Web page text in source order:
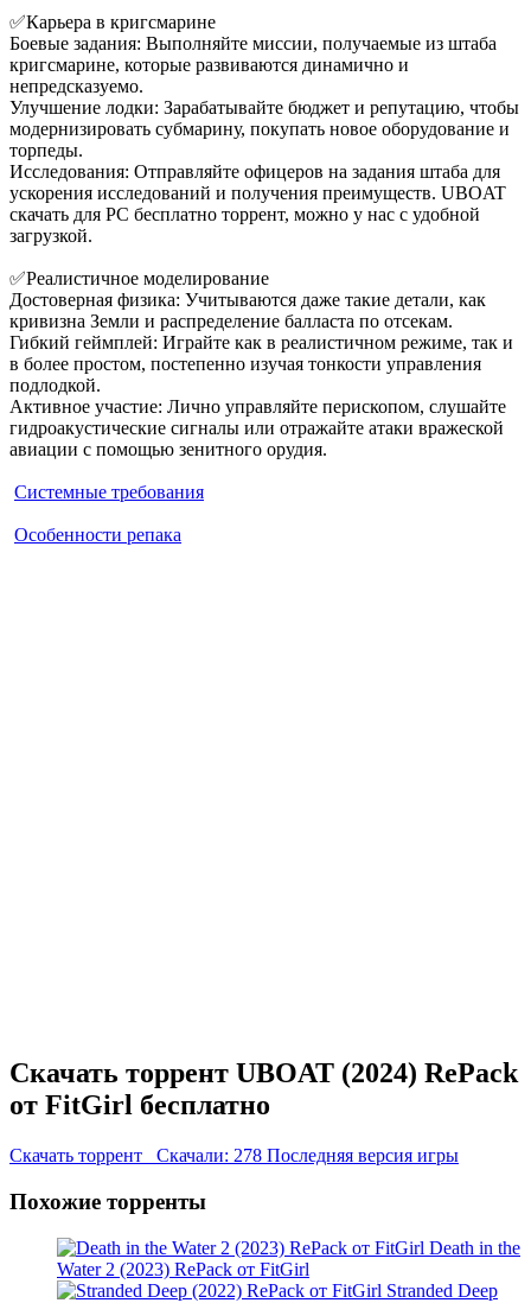
✅Карьера в кригсмарине
Боевые задания: Выполняйте миссии, получаемые из штаба
кригсмарине, которые развиваются динамично и
непредсказуемо.
Улучшение лодки: Зарабатывайте бюджет и репутацию, чтобы
модернизировать субмарину, покупать новое оборудование и
торпеды.
Исследования: Отправляйте офицеров на задания штаба для
ускорения исследований и получения преимуществ. UBOAT
скачать для PC бесплатно торрент, можно у нас с удобной
загрузкой.
✅Реалистичное моделирование
Достоверная физика: Учитываются даже такие детали, как
кривизна Земли и распределение балласта по отсекам.
Гибкий геймплей: Играйте как в реалистичном режиме, так и
в более простом, постепенно изучая тонкости управления
подлодкой.
Активное участие: Лично управляйте перископом, слушайте
гидроакустические сигналы или отражайте атаки вражеской
авиации с помощью зенитного орудия.
Системные требования
Особенности репака
Скачать торрент UBOAT (2024) RePack
от FitGirl бесплатно
Скачать торрент Скачали: 278 Последняя версия игры
Похожие торренты
Death in the
Water 2 (2023) RePack от FitGirl
Stranded Deep